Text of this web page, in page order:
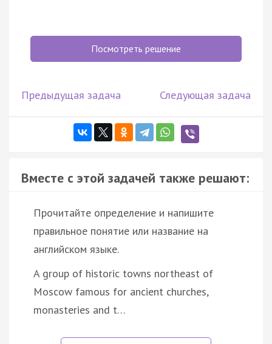
Посмотреть решение
Предыдущая задача Следующая задача
Вместе с этой задачей также решают:
Прочитайте определение и напишите
правильное понятие или название на
английском языке.
A group of historic towns northeast of
Moscow famous for ancient churches,
monasteries and t…